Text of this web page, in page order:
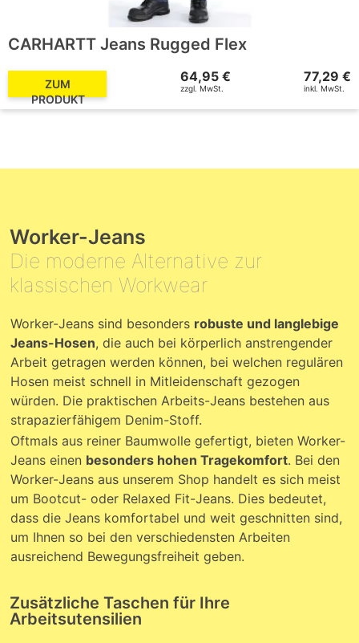
CARHARTT Jeans Rugged Flex
ZUM
PRODUKT
64,95 €
zzgl. MwSt.
77,29 €
inkl. MwSt.
Worker-Jeans
Die moderne Alternative zur
klassischen Workwear
Worker-Jeans sind besonders robuste und langlebige
Jeans-Hosen, die auch bei körperlich anstrengender
Arbeit getragen werden können, bei welchen regulären
Hosen meist schnell in Mitleidenschaft gezogen
würden. Die praktischen Arbeits-Jeans bestehen aus
strapazierfähigem Denim-Stoff.
Oftmals aus reiner Baumwolle gefertigt, bieten Worker-
Jeans einen besonders hohen Tragekomfort. Bei den
Worker-Jeans aus unserem Shop handelt es sich meist
um Bootcut- oder Relaxed Fit-Jeans. Dies bedeutet,
dass die Jeans komfortabel und weit geschnitten sind,
um Ihnen so bei den verschiedensten Arbeiten
ausreichend Bewegungsfreiheit geben.
Zusätzliche Taschen für Ihre
Arbeitsutensilien